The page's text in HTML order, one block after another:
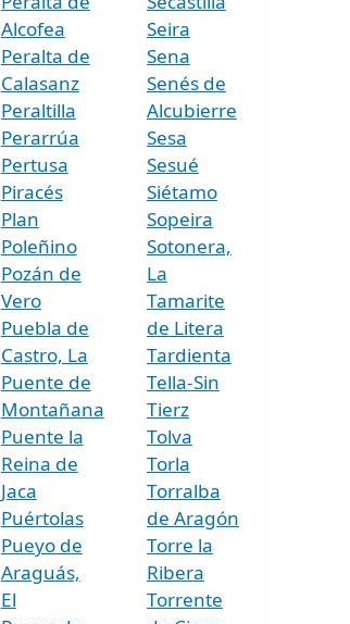
Alcofea
Peralta de
Calasanz
Peraltilla
Perarrúa
Pertusa
Piracés
Plan
Poleñino
Pozán de
Vero
Puebla de
Castro, La
Puente de
Montañana
Puente la
Reina de
Jaca
Puértolas
Pueyo de
Araguás,
El
Seira
Sena
Senés de
Alcubierre
Sesa
Sesué
Siétamo
Sopeira
Sotonera,
La
Tamarite
de Litera
Tardienta
Tella-Sin
Tierz
Tolva
Torla
Torralba
de Aragón
Torre la
Ribera
Torrente